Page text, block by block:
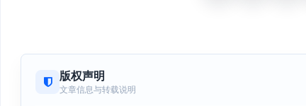
版权声明
文章信息与转载说明